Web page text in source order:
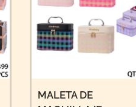
MALETA DE